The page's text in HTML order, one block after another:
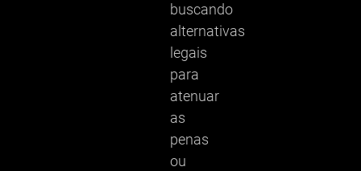
buscando
alternativas
legais
para
atenuar
as
penas
ou